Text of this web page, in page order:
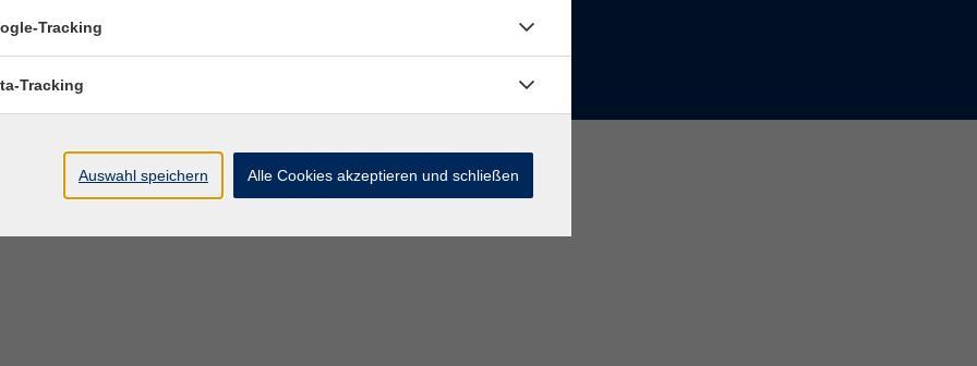
Tracking
Tracking
Auswahl speichern Alle Cookies akzeptieren und schließen